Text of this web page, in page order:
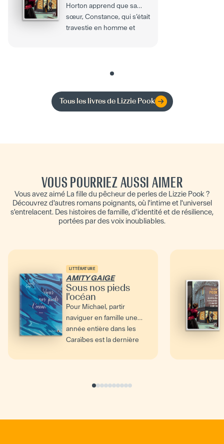
Horton apprend que sa
sœur, Constance, qui s’était
travestie en homme et
Tous les livres de Lizzie Pook
VOUS POURRIEZ AUSSI AIMER
Vous avez aimé La fille du pêcheur de perles de Lizzie Pook ?
Découvrez d'autres romans poignants, où l'intime et l'universel
s'entrelacent. Des histoires de famille, d'identité et de résilience,
portées par des voix inoubliables.
LITTÉRATURE
AMITY GAIGE
Sous nos pieds
l'océan
Pour Michael, partir
naviguer en famille une
année entière dans les
Caraïbes est la dernière